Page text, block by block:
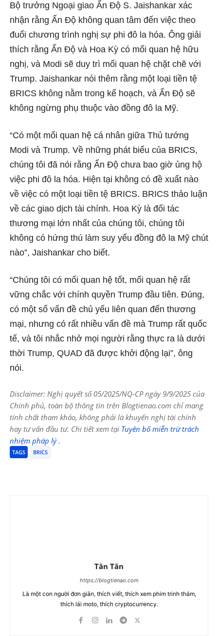
Bộ trưởng Ngoại giao Ấn Độ S. Jaishankar xác
nhận rằng Ấn Độ không quan tâm đến việc theo
đuổi chương trình nghị sự phi đô la hóa. Ông giải
thích rằng Ấn Độ và Hoa Kỳ có mối quan hệ hữu
nghị, và Modi sẽ duy trì mối quan hệ chặt chẽ với
Trump. Jaishankar nói thêm rằng một loại tiền tệ
BRICS không nằm trong kế hoạch, và Ấn Độ sẽ
không ngừng phụ thuộc vào đồng đô la Mỹ.
“Có một mối quan hệ cá nhân giữa Thủ tướng
Modi và Trump. Về những phát biểu của BRICS,
chúng tôi đã nói rằng Ấn Độ chưa bao giờ ủng hộ
việc phi đô la hóa. Hiện tại không có đề xuất nào
về việc có một loại tiền tệ BRICS. BRICS thảo luận
về các giao dịch tài chính. Hoa Kỳ là đối tác
thương mại lớn nhất của chúng tôi, chúng tôi
không có hứng thú làm suy yếu đồng đô la Mỹ chút
nào”, Jaishankar cho biết.
“Chúng tôi có mối quan hệ tốt, mối quan hệ rất
vững chắc với chính quyền Trump đầu tiên. Đúng,
có một số vấn đề chủ yếu liên quan đến thương
mại, nhưng có rất nhiều vấn đề mà Trump rất quốc
tế, và tôi nhắc nhở mọi người rằng thực ra là dưới
thời Trump, QUAD đã được khởi động lại”, ông
nói.
Disclaimer: Nghị quyết số 05/2025/NQ-CP ngày 9/9/2025 của
Chính phủ, toàn bộ thông tin trên Blogtienao.com chỉ mang
tính chất tham khảo, không phải là khuyến nghị tài chính
hay tư vấn đầu tư. Chi tiết xem tại Tuyên bố miễn trừ trách
nhiệm pháp lý.
TAGS BRICS
Tân Tân
https://blogtienao.com
Là một con người đơn giản, thích viết, thích xem phim trinh thám,
thích lái moto, thích cryptocurrency.